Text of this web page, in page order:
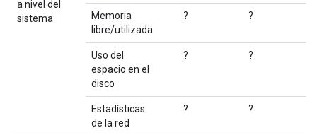
a nivel del
sistema
Memoria
libre/utilizada
? ?
Uso del
espacio en el
disco
? ?
Estadísticas
de la red
? ?